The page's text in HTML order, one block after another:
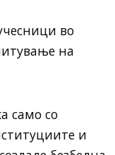
во
на
само со
и